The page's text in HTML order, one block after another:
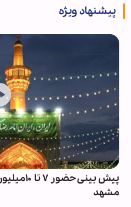
پیشنهاد ویژه
پیش بینی
مشهد